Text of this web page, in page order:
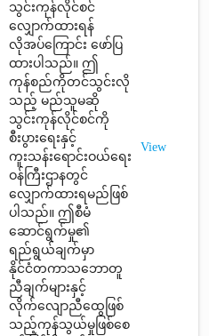
သွင်းကုန်လိုင်စင်
လျှောက်ထားရန်
လိုအပ်ကြောင်း ဖော်ပြ
ထားပါသည်။ ဤ
ကုန်စည်ကိုတင်သွင်းလို
သည့် မည်သူမဆို
သွင်းကုန်လိုင်စင်ကို
စီးပွားရေးနှင့်
ကူးသန်းရောင်းဝယ်ရေး
ဝန်ကြီးဌာနတွင်
လျှောက်ထားရမည်ဖြစ်
ပါသည်။ ဤစီမံ
ဆောင်ရွက်မှု၏
ရည်ရွယ်ချက်မှာ
နိုင်ငံတကာသဘောတူ
ညီချက်များနှင့်
လိုက်လျောညီထွေဖြစ်
သည့်ကုန်သွယ်မှုဖြစ်စေ
View